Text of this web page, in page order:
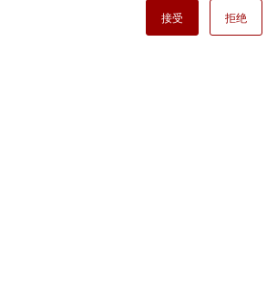
接受 拒绝
Copyright ⓒ Nisshinbo Micro Devices Inc.